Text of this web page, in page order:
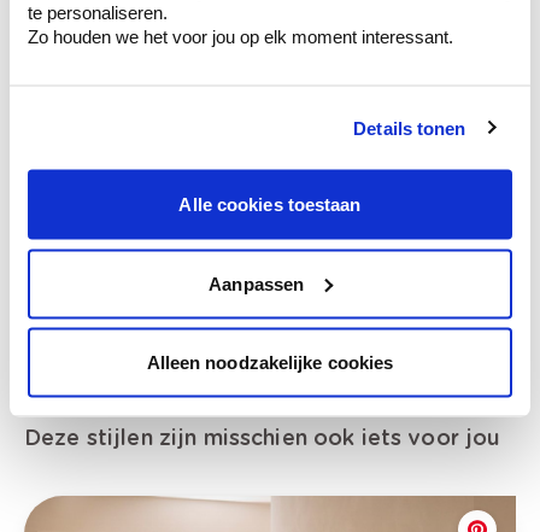
te personaliseren.
Zo houden we het voor jou op elk moment interessant.
Details tonen
Alle cookies toestaan
Aanpassen
Alleen noodzakelijke cookies
Bekijk je kleur in de winkel
te verfijnen.
Krijg persoonlijk advies om kleuren te
combineren.
Deze stijlen zijn misschien ook iets voor jou